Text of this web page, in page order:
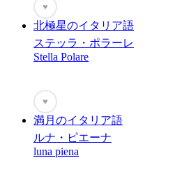
♥
北極星のイタリア語
ステッラ・ポラーレ
Stella Polare
♥
満月のイタリア語
ルナ・ピエーナ
luna piena